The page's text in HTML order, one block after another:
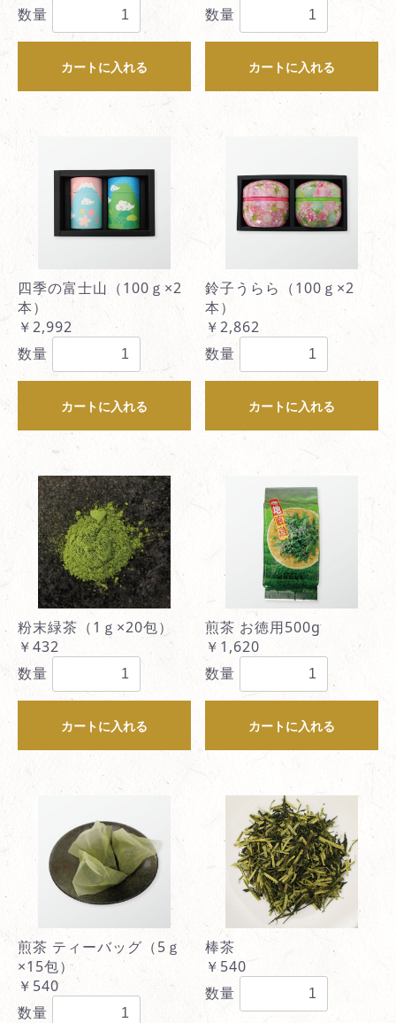
数量
カートに入れる
数量
カートに入れる
四季の富士山（100ｇ×2
本）
￥2,992
数量
カートに入れる
鈴子うらら（100ｇ×2
本）
￥2,862
数量
カートに入れる
粉末緑茶（1ｇ×20包）
￥432
数量
カートに入れる
煎茶 お徳用500g
￥1,620
数量
カートに入れる
煎茶 ティーバッグ（5ｇ
×15包）
￥540
数量
棒茶
￥540
数量